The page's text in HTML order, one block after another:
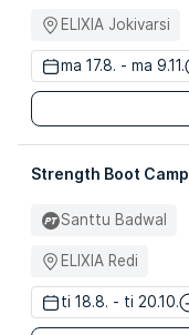
ELIXIA Jokivarsi
ma 17.8. - ma 9.11.
Strength Boot Camp
Santtu Badwal
ELIXIA Redi
ti 18.8. - ti 20.10.